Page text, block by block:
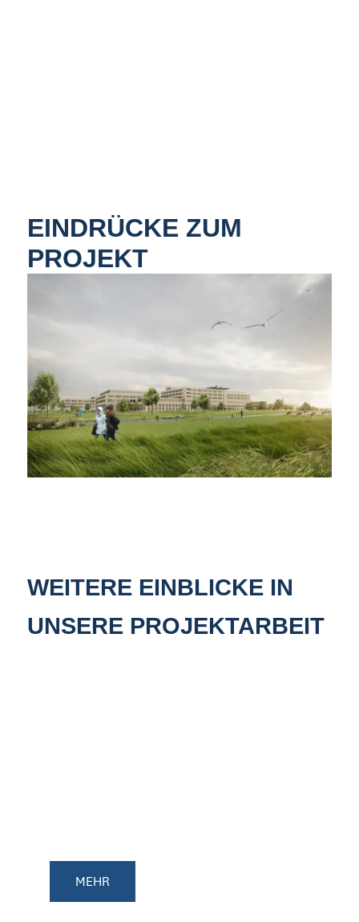
EINDRÜCKE ZUM
PROJEKT
WEITERE EINBLICKE IN
UNSERE PROJEKTARBEIT
MEHR